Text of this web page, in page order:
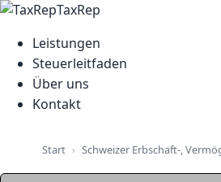
TaxRep
Leistungen
Steuerleitfaden
Über uns
Kontakt
Start Schweizer Erbschaft-,